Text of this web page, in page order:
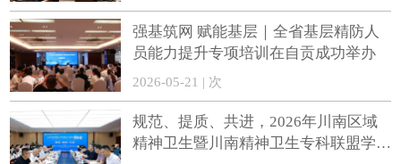
强基筑网 赋能基层｜全省基层精防人
员能力提升专项培训在自贡成功举办
2026-05-21 | 次
规范、提质、共进，2026年川南区域
精神卫生暨川南精神卫生专科联盟学术